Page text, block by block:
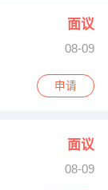
面议
08-09
室
申请
面议
08-09